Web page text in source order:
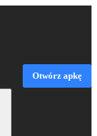
Otwórz apkę